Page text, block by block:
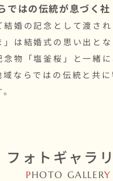
ではの伝統が息づく社
結婚の記念として渡さ
」は結婚式の思い出と
念物「塩釜桜」と一緒
域ならではの伝統と共
フォトギャラ
PHOTO GALLERY